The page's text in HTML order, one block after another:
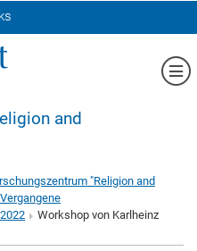
and
"Religion and
Vergangene
Workshop von Karlheinz